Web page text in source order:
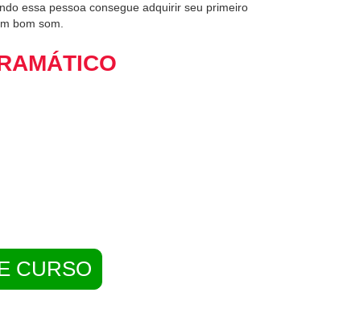
essa pessoa consegue adquirir seu primeiro
bom som.
CURSO